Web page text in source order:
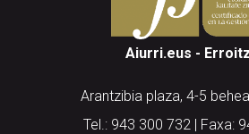
Aiurri.eus -
Arantzibia plaza, 4-5
Tel.: 943 300 732 | Faxa: